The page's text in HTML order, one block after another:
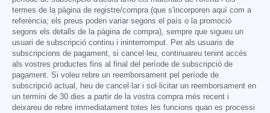
termes de la pàgina de registre/compra (que s'incorporen aquí com a
referència; els preus poden variar segons el país o la promoció
segons els detalls de la pàgina de compra), sempre que sigueu un
usuari de subscripció continu i ininterromput. Per als usuaris de
subscripcions de pagament, si cancel·leu, continuareu tenint accés
als vostres productes fins al final del període de subscripció de
pagament. Si voleu rebre un reemborsament pel període de
subscripció actual, heu de cancel·lar i sol·licitar un reemborsament en
un termini de 30 dies a partir de la vostra compra més recent i
deixareu de rebre immediatament totes les funcions quan es processi